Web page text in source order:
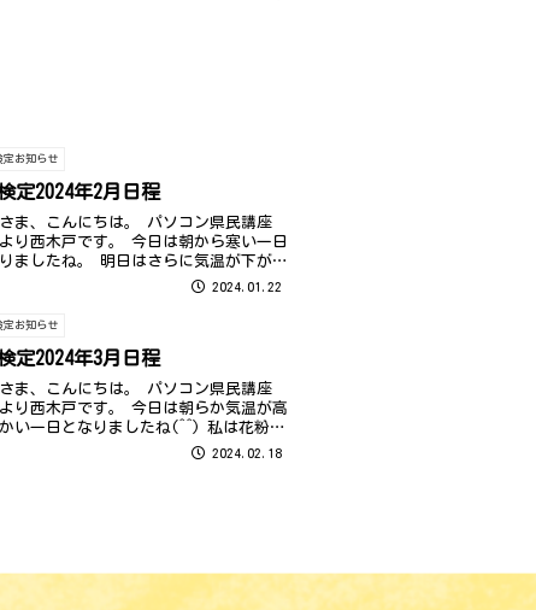
定お知らせ
検定2024年2月日程
ま、こんにちは。 パソコン県民講座
り西木戸です。 今日は朝から寒い一日
ましたね。 明日はさらに気温が下がる
で福岡でも雪予報…みなさん温かくして
2024.01.22
定お知らせ
検定2024年3月日程
ま、こんにちは。 パソコン県民講座
り西木戸です。 今日は朝らか気温が高
い一日となりましたね(^^) 私は花粉症
ないので、暖かいと嬉しいのですが、今
2024.02.18